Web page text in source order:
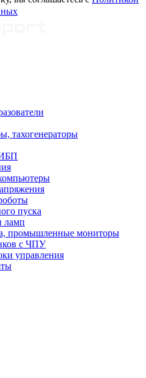
тахогенераторы
пуска
ламп
промышленные мониторы
с ЧПУ
управления